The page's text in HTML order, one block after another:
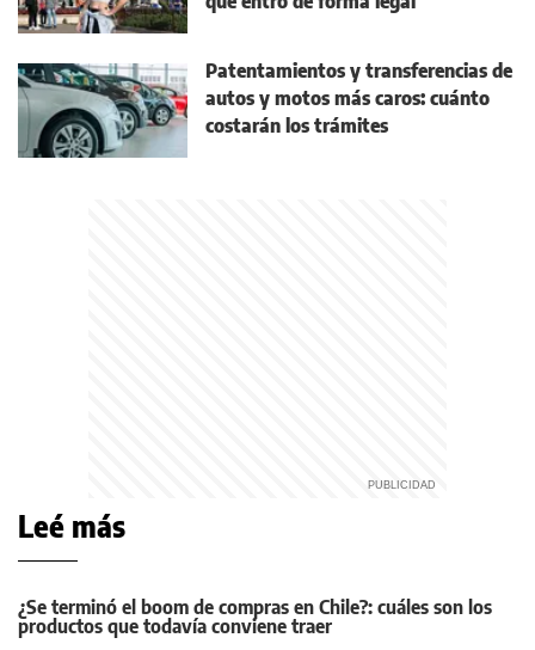
Patentamientos y transferencias de
autos y motos más caros: cuánto
costarán los trámites
Leé más
¿Se terminó el boom de compras en Chile?: cuáles son los
productos que todavía conviene traer